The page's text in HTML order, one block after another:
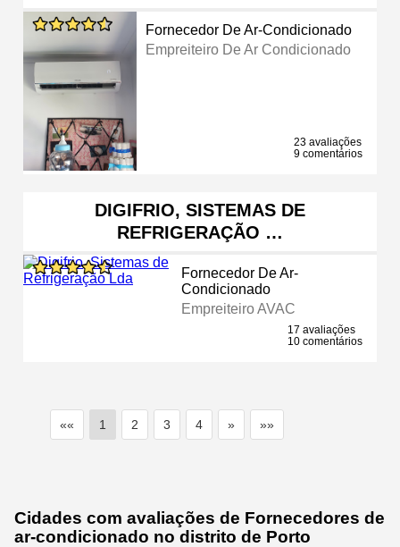
Fornecedor De Ar-Condicionado
Empreiteiro De Ar Condicionado
23 avaliações
9 comentários
DIGIFRIO, SISTEMAS DE
REFRIGERAÇÃO …
Fornecedor De Ar-
Condicionado
Empreiteiro AVAC
17 avaliações
10 comentários
«« 1 2 3 4 » »»
Cidades com avaliações de Fornecedores de
ar-condicionado no distrito de Porto